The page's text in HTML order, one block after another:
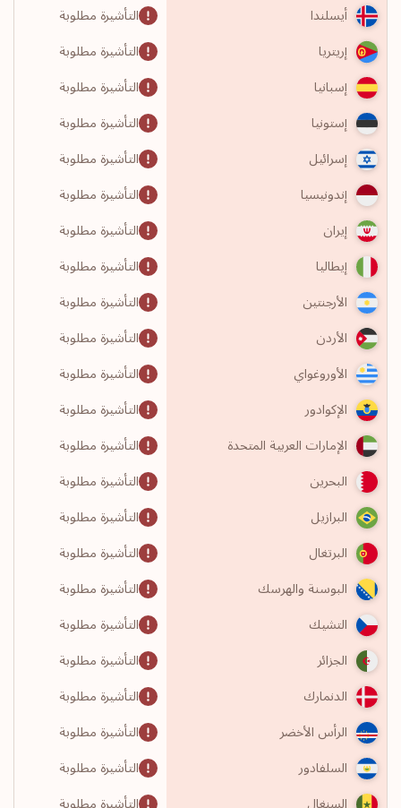
أيسلندا
التأشيرة مطلوبة
إريتريا
التأشيرة مطلوبة
إسبانيا
التأشيرة مطلوبة
إستونيا
التأشيرة مطلوبة
إسرائيل
التأشيرة مطلوبة
إندونيسيا
التأشيرة مطلوبة
إيران
التأشيرة مطلوبة
إيطاليا
التأشيرة مطلوبة
الأرجنتين
التأشيرة مطلوبة
الأردن
التأشيرة مطلوبة
الأوروغواي
التأشيرة مطلوبة
الإكوادور
التأشيرة مطلوبة
الإمارات العربية المتحدة
التأشيرة مطلوبة
البحرين
التأشيرة مطلوبة
البرازيل
التأشيرة مطلوبة
البرتغال
التأشيرة مطلوبة
البوسنة والهرسك
التأشيرة مطلوبة
التشيك
التأشيرة مطلوبة
الجزائر
التأشيرة مطلوبة
الدنمارك
التأشيرة مطلوبة
الرأس الأخضر
التأشيرة مطلوبة
السلفادور
التأشيرة مطلوبة